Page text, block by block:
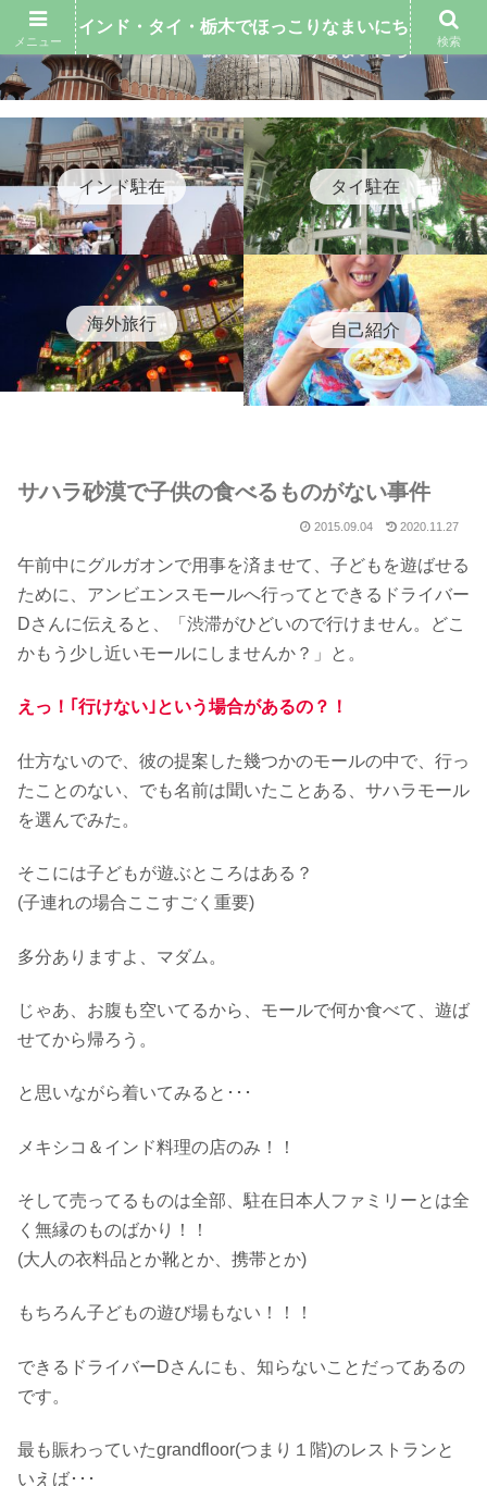
インド駐在 タイ駐在
海外旅行 自己紹介
サハラ砂漠で子供の食べるものがない事件
2015.09.04 2020.11.27
午前中にグルガオンで用事を済ませて、子どもを遊ばせる
ために、アンビエンスモールへ行ってとできるドライバー
Dさんに伝えると、「渋滞がひどいので行けません。どこ
かもう少し近いモールにしませんか？」と。
えっ！｢行けない｣という場合があるの？！
仕方ないので、彼の提案した幾つかのモールの中で、行っ
たことのない、でも名前は聞いたことある、サハラモール
を選んでみた。
そこには子どもが遊ぶところはある？
(子連れの場合ここすごく重要)
多分ありますよ、マダム。
じゃあ、お腹も空いてるから、モールで何か食べて、遊ば
せてから帰ろう。
と思いながら着いてみると･･･
メキシコ＆インド料理の店のみ！！
そして売ってるものは全部、駐在日本人ファミリーとは全
く無縁のものばかり！！
(大人の衣料品とか靴とか、携帯とか)
もちろん子どもの遊び場もない！！！
できるドライバーDさんにも、知らないことだってあるの
です。
最も賑わっていたgrandfloor(つまり１階)のレストランと
いえば･･･
メニュー
インド・タイ・栃木でほっこりなまいにち
検索